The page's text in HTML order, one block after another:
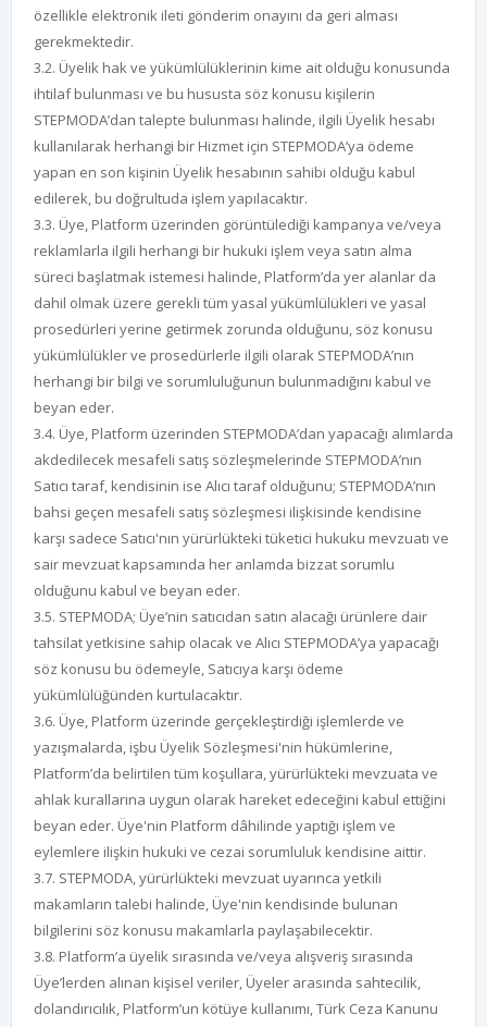
özellikle elektronik ileti gönderim onayını da geri alması
gerekmektedir.
3.2. Üyelik hak ve yükümlülüklerinin kime ait olduğu konusunda
ihtilaf bulunması ve bu hususta söz konusu kişilerin
STEPMODA’dan talepte bulunması halinde, ilgili Üyelik hesabı
kullanılarak herhangi bir Hizmet için STEPMODA’ya ödeme
yapan en son kişinin Üyelik hesabının sahibi olduğu kabul
edilerek, bu doğrultuda işlem yapılacaktır.
3.3. Üye, Platform üzerinden görüntülediği kampanya ve/veya
reklamlarla ilgili herhangi bir hukuki işlem veya satın alma
süreci başlatmak istemesi halinde, Platform’da yer alanlar da
dahil olmak üzere gerekli tüm yasal yükümlülükleri ve yasal
prosedürleri yerine getirmek zorunda olduğunu, söz konusu
yükümlülükler ve prosedürlerle ilgili olarak STEPMODA’nın
herhangi bir bilgi ve sorumluluğunun bulunmadığını kabul ve
beyan eder.
3.4. Üye, Platform üzerinden STEPMODA’dan yapacağı alımlarda
akdedilecek mesafeli satış sözleşmelerinde STEPMODA’nın
Satıcı taraf, kendisinin ise Alıcı taraf olduğunu; STEPMODA’nın
bahsi geçen mesafeli satış sözleşmesi ilişkisinde kendisine
karşı sadece Satıcı'nın yürürlükteki tüketici hukuku mevzuatı ve
sair mevzuat kapsamında her anlamda bizzat sorumlu
olduğunu kabul ve beyan eder.
3.5. STEPMODA; Üye’nin satıcıdan satın alacağı ürünlere dair
tahsilat yetkisine sahip olacak ve Alıcı STEPMODA’ya yapacağı
söz konusu bu ödemeyle, Satıcıya karşı ödeme
yükümlülüğünden kurtulacaktır.
3.6. Üye, Platform üzerinde gerçekleştirdiği işlemlerde ve
yazışmalarda, işbu Üyelik Sözleşmesi'nin hükümlerine,
Platform’da belirtilen tüm koşullara, yürürlükteki mevzuata ve
ahlak kurallarına uygun olarak hareket edeceğini kabul ettiğini
beyan eder. Üye'nin Platform dâhilinde yaptığı işlem ve
eylemlere ilişkin hukuki ve cezai sorumluluk kendisine aittir.
3.7. STEPMODA, yürürlükteki mevzuat uyarınca yetkili
makamların talebi halinde, Üye'nin kendisinde bulunan
bilgilerini söz konusu makamlarla paylaşabilecektir.
3.8. Platform’a üyelik sırasında ve/veya alışveriş sırasında
Üye’lerden alınan kişisel veriler, Üyeler arasında sahtecilik,
dolandırıcılık, Platform’un kötüye kullanımı, Türk Ceza Kanunu